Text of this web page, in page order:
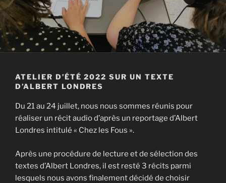
ATELIER D’ÉTÉ 2022 SUR UN TEXTE
D’ALBERT LONDRES
Du 21 au 24 juillet, nous nous sommes réunis pour
réaliser un récit audio d’après un reportage d’Albert
Londres intitulé « Chez les Fous ».
Après une procédure de lecture et de sélection des
textes d’Albert Londres, il est resté 3 récits parmi
lesquels nous avons finalement décidé de choisir